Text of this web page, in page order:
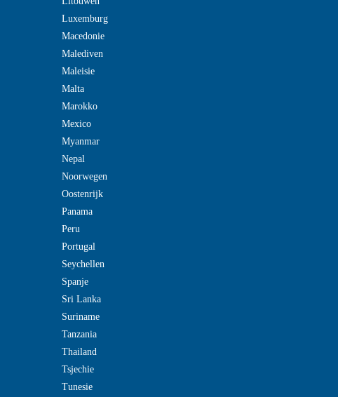
Luxemburg
Macedonie
Malediven
Maleisie
Malta
Marokko
Mexico
Myanmar
Nepal
Noorwegen
Oostenrijk
Panama
Peru
Portugal
Seychellen
Spanje
Sri Lanka
Suriname
Tanzania
Thailand
Tsjechie
Tunesie